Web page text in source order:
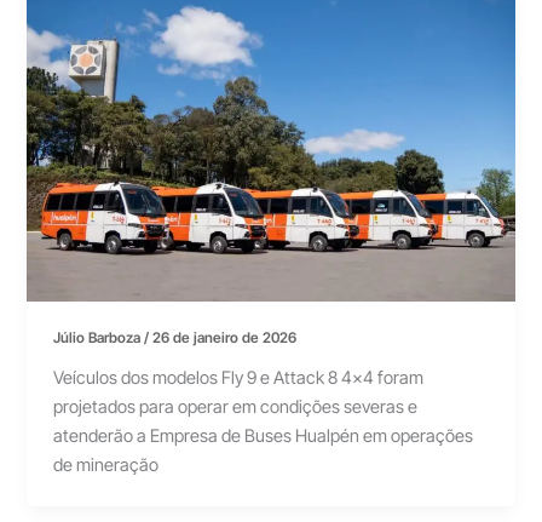
Júlio Barboza/26 de janeiro de 2026
Veículos dos modelos Fly 9 e Attack 8 4×4 foram
projetados para operar em condições severas e
atenderão a Empresa de Buses Hualpén em operações
de mineração